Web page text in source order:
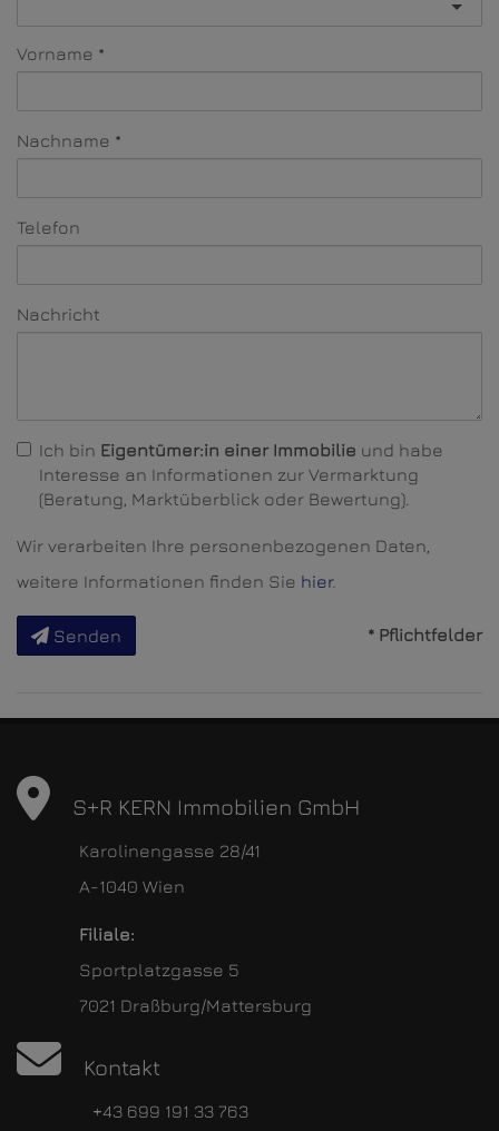
Vorname
Nachname
Telefon
Nachricht
Ich bin Eigentümer:in einer Immobilie und habe
Interesse an Informationen zur Vermarktung
(Beratung, Marktüberblick oder Bewertung).
Wir verarbeiten Ihre personenbezogenen Daten,
weitere Informationen finden Sie hier.
Senden * Pflichtfelder
S+R KERN Immobilien GmbH
Karolinengasse 28/41
A-1040 Wien
Filiale:
Sportplatzgasse 5
7021 Draßburg/Mattersburg
Kontakt
+43 699 191 33 763